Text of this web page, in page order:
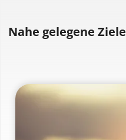
Nahe gelegene Ziele